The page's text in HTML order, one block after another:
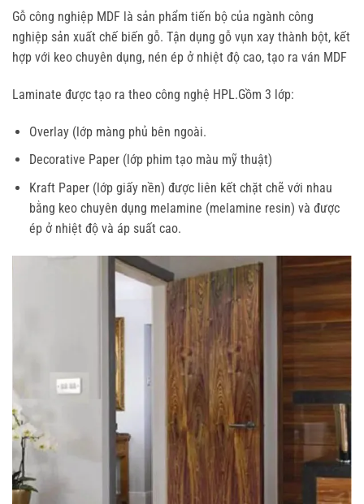
Gỗ công nghiệp MDF là sản phẩm tiến bộ của ngành công
nghiệp sản xuất chế biến gỗ. Tận dụng gỗ vụn xay thành bột, kết
hợp với keo chuyên dụng, nén ép ở nhiệt độ cao, tạo ra ván MDF
Laminate được tạo ra theo công nghệ HPL.Gồm 3 lớp:
Overlay (lớp màng phủ bên ngoài.
Decorative Paper (lớp phim tạo màu mỹ thuật)
Kraft Paper (lớp giấy nền) được liên kết chặt chẽ với nhau
bằng keo chuyên dụng melamine (melamine resin) và được
ép ở nhiệt độ và áp suất cao.